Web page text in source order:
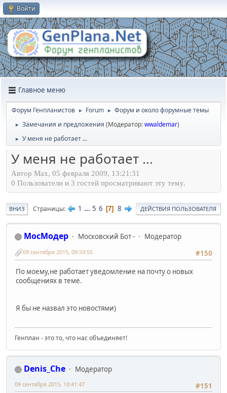
Войти
Главное меню
Форум Генпланистов ► Forum ► Форум и около форумные темы
► Замечания и предложения (Модератор:wwaldemar)
► У меня не работает ...
У меня не работает ...
Автор Max, 05 февраля 2009, 13:21:31
0 Пользователи и 3 гостей просматривают эту тему.
ВНИЗ Страницы 1 ... 5 6 7 8 ДЕЙСТВИЯ ПОЛЬЗОВАТЕЛЯ
МосМодер Московский Бот -
Модератор
#150
09 сентября 2015, 09:59:55
По моему,не работает уведомление на почту о новых
сообщениях в теме.
Я бы не назвал это новостями)
Генплан - это то, что нас объединяет!
Denis_Che
Модератор
#151
09 сентября 2015, 10:41:47